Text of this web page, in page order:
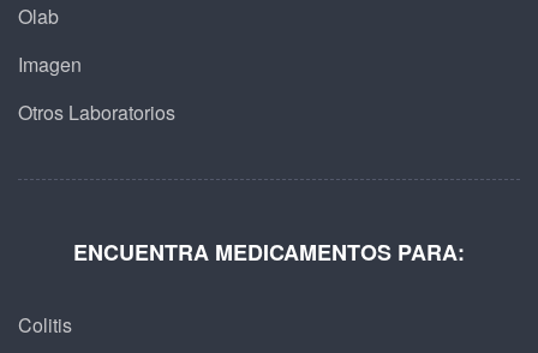
Olab
Imagen
Otros Laboratorios
ENCUENTRA MEDICAMENTOS PARA:
Colitis